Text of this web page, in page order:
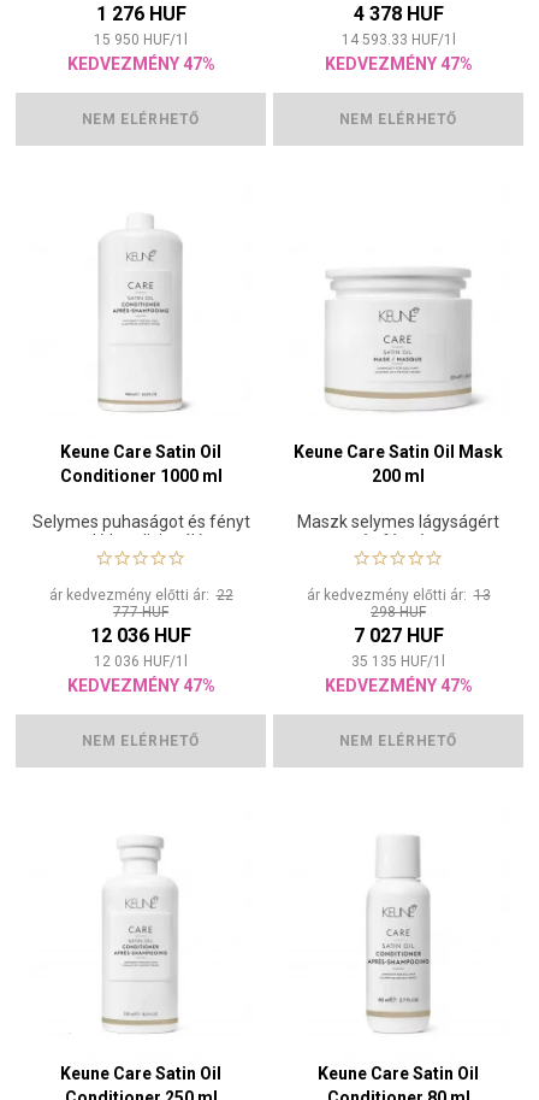
1 276 HUF
15 950 HUF/1
KEDVEZMÉNY 47%
NEM ELÉRHETŐ
4 378 HUF
14 593.33 HUF/1
KEDVEZMÉNY 47%
NEM ELÉRHETŐ
Keune Care Satin Oil
Conditioner 1000 ml
Selymes puhaságot és fényt
adó kondicionáló
ár kedvezmény előtti ár:22
777 HUF
12 036 HUF
12 036 HUF/1
KEDVEZMÉNY 47%
NEM ELÉRHETŐ
Keune Care Satin Oil Mask
200 ml
Maszk selymes lágyságért
és fényért
ár kedvezmény előtti ár:13
298 HUF
7 027 HUF
35 135 HUF/1
KEDVEZMÉNY 47%
NEM ELÉRHETŐ
Keune Care Satin Oil
Keune Care Satin Oil